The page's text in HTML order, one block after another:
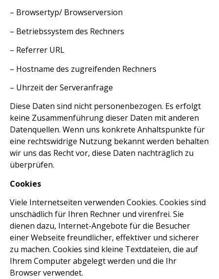
– Browsertyp/ Browserversion
– Betriebssystem des Rechners
– Referrer URL
– Hostname des zugreifenden Rechners
– Uhrzeit der Serveranfrage
Diese Daten sind nicht personenbezogen. Es erfolgt
keine Zusammenführung dieser Daten mit anderen
Datenquellen. Wenn uns konkrete Anhaltspunkte für
eine rechtswidrige Nutzung bekannt werden behalten
wir uns das Recht vor, diese Daten nachträglich zu
überprüfen.
Cookies
Viele Internetseiten verwenden Cookies. Cookies sind
unschädlich für Ihren Rechner und virenfrei. Sie
dienen dazu, Internet-Angebote für die Besucher
einer Webseite freundlicher, effektiver und sicherer
zu machen. Cookies sind kleine Textdateien, die auf
Ihrem Computer abgelegt werden und die Ihr
Browser verwendet.